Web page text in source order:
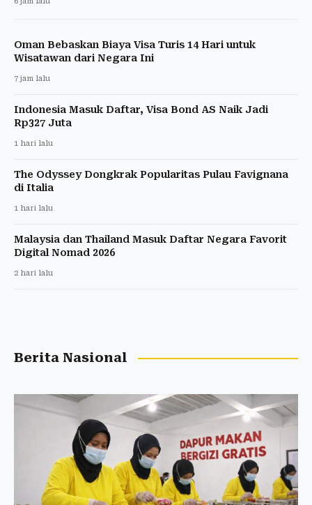
Oman Bebaskan Biaya Visa Turis 14 Hari untuk
Wisatawan dari Negara Ini
7 jam lalu
Indonesia Masuk Daftar, Visa Bond AS Naik Jadi
Rp327 Juta
1 hari lalu
The Odyssey Dongkrak Popularitas Pulau Favignana
di Italia
1 hari lalu
Malaysia dan Thailand Masuk Daftar Negara Favorit
Digital Nomad 2026
2 hari lalu
Berita Nasional